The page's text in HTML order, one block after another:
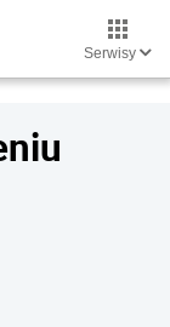
Serwisy